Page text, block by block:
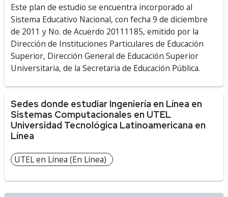
Este plan de estudio se encuentra incorporado al
Sistema Educativo Nacional, con fecha 9 de diciembre
de 2011 y No. de Acuerdo 20111185, emitido por la
Dirección de Instituciones Particulares de Educación
Superior, Dirección General de Educación Superior
Universitaria, de la Secretaria de Educación Pública.
Sedes donde estudiar Ingeniería en Línea en
Sistemas Computacionales en UTEL
Universidad Tecnológica Latinoamericana en
Línea
UTEL en Línea (En Línea)